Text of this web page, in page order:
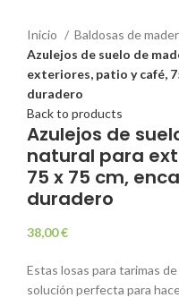
Inicio
Baldosas de
Azulejos de suelo de
exteriores, patio y café,
duradero
Back to products
Azulejos de
natural para
75 x 75 cm,
duradero
38,00€
Estas losas para tarimas
solución perfecta para